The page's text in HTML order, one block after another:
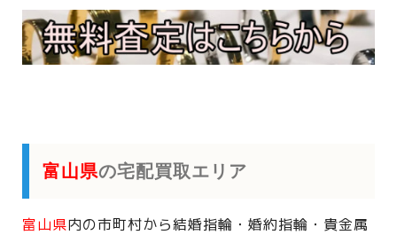
富山県の宅配買取エリア
富山県内の市町村から結婚指輪・婚約指輪・貴金属